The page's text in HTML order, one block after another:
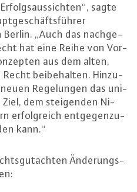
sagte
Berlin. „Auch das nach­ge­
hat eine Reihe von Vor­
aus dem alten,
bei­be­hal­ten. Hin­zu­
Re­ge­lun­gen das uni­
dem stei­gen­den Ni­
er­folg­reich ent­ge­gen­zu­
kann.“
Än­de­rungs­